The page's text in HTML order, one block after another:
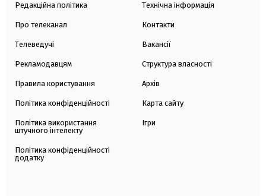
Редакційна політика
Про телеканал
Телеведучі
Рекламодавцям
Правила користування
Політика конфіденційності
Політика використання
штучного інтелекту
Політика конфіденційності
додатку
Технічна інформація
Контакти
Вакансії
Структура власності
Архів
Карта сайту
Ігри